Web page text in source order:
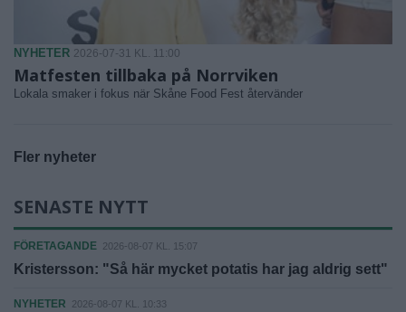
NYHETER 2026-07-31 KL. 11:00
Matfesten tillbaka på Norrviken
Lokala smaker i fokus när Skåne Food Fest återvänder
Fler nyheter
SENASTE NYTT
FÖRETAGANDE 2026-08-07 KL. 15:07
Kristersson: "Så här mycket potatis har jag aldrig sett"
NYHETER 2026-08-07 KL. 10:33